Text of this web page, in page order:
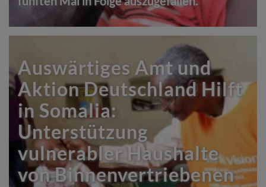
Auswärtiges Amt und
Aktion Deutschland Hilft
in Somalia:
Unterstützung
vulnerabler Haushalte
von Binnenvertriebenen